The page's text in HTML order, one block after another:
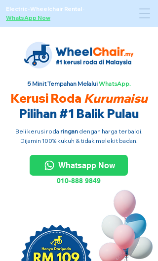
Electric-Wheelchair Rental ·
WhatsApp Now
5 Minit Tempahan MelaluiWhatsApp.
Kerusi Roda Kurumaisu
Pilihan #1 Balik Pulau
Beli kerusi roda ringan dengan harga terbaloi.
Dijamin 100% kukuh & tidak melekit badan.
Whatsapp Now
010-888 9849